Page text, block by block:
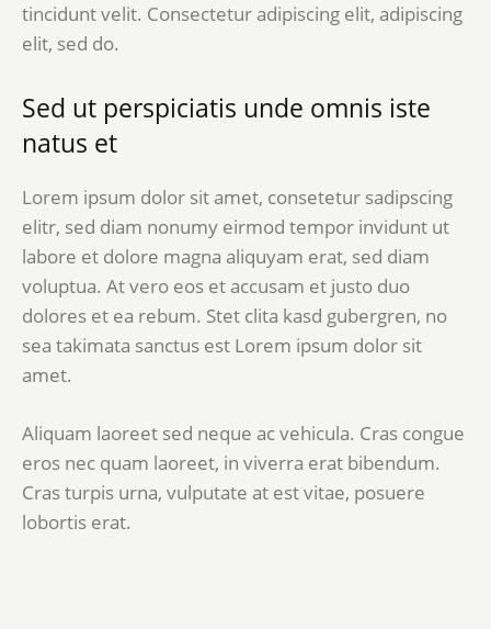
tincidunt velit. Consectetur adipiscing elit, adipiscing
elit, sed do.
Sed ut perspiciatis unde omnis iste
natus et
Lorem ipsum dolor sit amet, consetetur sadipscing
elitr, sed diam nonumy eirmod tempor invidunt ut
labore et dolore magna aliquyam erat, sed diam
voluptua. At vero eos et accusam et justo duo
dolores et ea rebum. Stet clita kasd gubergren, no
sea takimata sanctus est Lorem ipsum dolor sit
amet.
Aliquam laoreet sed neque ac vehicula. Cras congue
eros nec quam laoreet, in viverra erat bibendum.
Cras turpis urna, vulputate at est vitae, posuere
lobortis erat.